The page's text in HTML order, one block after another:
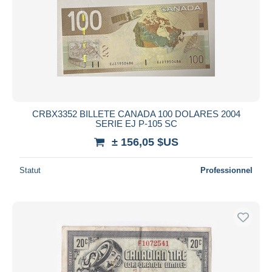
CRBX3352 BILLETE CANADA 100 DOLARES 2004
SERIE EJ P-105 SC
± 156,05 $US
Statut Professionnel